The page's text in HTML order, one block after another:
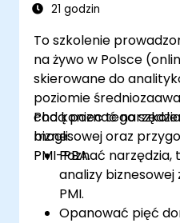
21 godzin
To szkolenie
na żywo w Polsce
skierowane do
poziomie
chcą poznać
biznesowej oraz
PMI-PBA.
Pod koniec tego
mogli:
Poznać
analizy
PMI.
Opanować pięć